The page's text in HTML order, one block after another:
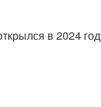
в 2024